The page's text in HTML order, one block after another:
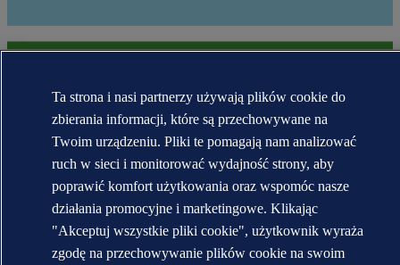
Znaki towarowe DNV GL®, DNV®, Horizon Graphic i Det
Norske Veritas® są własnością spółek wchodzących w skład grupy
Det Norske Veritas. Wszelkie prawa zastrzeżone.
WHEN TRUST MATTERS
Ta strona i nasi partnerzy używają plików cookie do
zbierania informacji, które są przechowywane na
Twoim urządzeniu. Pliki te pomagają nam analizować
ruch w sieci i monitorować wydajność strony, aby
poprawić komfort użytkowania oraz wspomóc nasze
działania promocyjne i marketingowe. Klikając
"Akceptuj wszystkie pliki cookie", użytkownik wyraża
zgodę na przechowywanie plików cookie na swoim